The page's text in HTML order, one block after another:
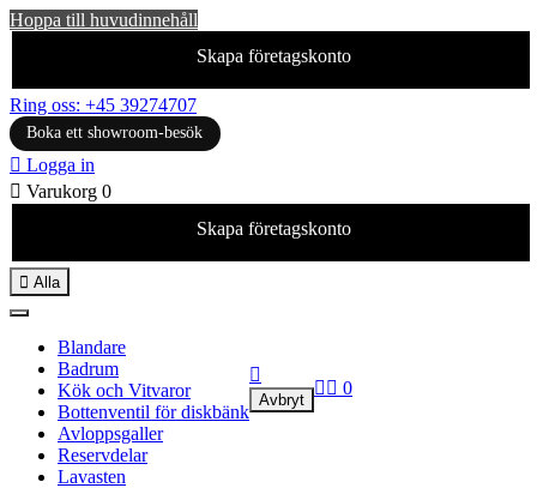
Hoppa till huvudinnehåll
Skapa företagskonto
Ring oss: +45 39274707
Boka ett showroom-besök
 Logga in
 Varukorg 0
Skapa företagskonto
 Alla
Blandare
Badrum
Kök och Vitvaror
Bottenventil för diskbänk
Avloppsgaller
Reservdelar
Lavasten

Avbryt
  0